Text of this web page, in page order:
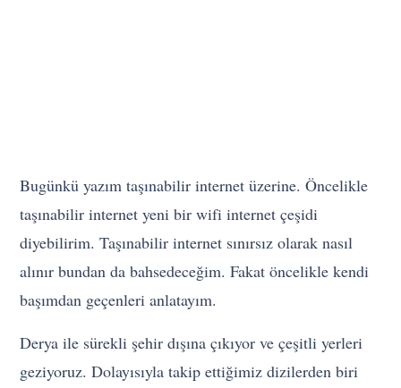
Bugünkü yazım taşınabilir internet üzerine. Öncelikle
taşınabilir internet yeni bir wifi internet çeşidi
diyebilirim. Taşınabilir internet sınırsız olarak nasıl
alınır bundan da bahsedeceğim. Fakat öncelikle kendi
başımdan geçenleri anlatayım.
Derya ile sürekli şehir dışına çıkıyor ve çeşitli yerleri
geziyoruz. Dolayısıyla takip ettiğimiz dizilerden biri